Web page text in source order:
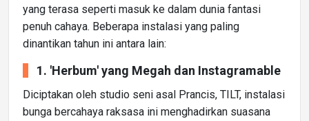
yang terasa seperti masuk ke dalam dunia fantasi
penuh cahaya. Beberapa instalasi yang paling
dinantikan tahun ini antara lain:
1. 'Herbum' yang Megah dan Instagramable
Diciptakan oleh studio seni asal Prancis, TILT, instalasi
bunga bercahaya raksasa ini menghadirkan suasana